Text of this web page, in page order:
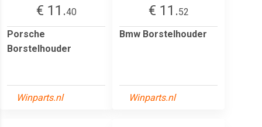
€ 11.40
Porsche
Borstelhouder
Winparts.nl
€ 11.52
Bmw Borstelhouder
Winparts.nl